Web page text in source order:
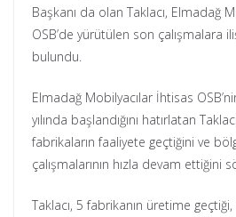
Başkanı da olan Taklacı, Elmadağ
OSB’de yürütülen son çalışmalara
bulundu.
Elmadağ Mobilyacılar İhtisas
yılında başlandığını hatırlatan
fabrikaların faaliyete geçtiğini ve
çalışmalarının hızla devam ettiğini
Taklacı, 5 fabrikanın üretime